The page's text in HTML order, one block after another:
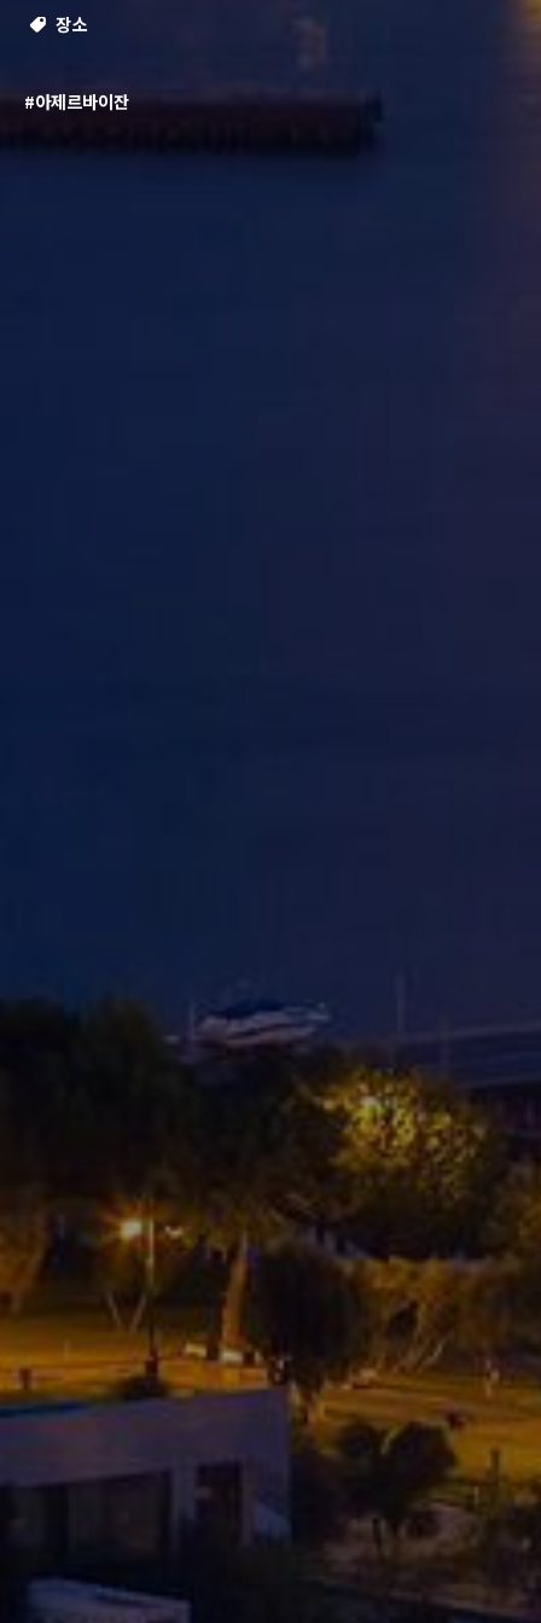
장소
#아제르바이잔